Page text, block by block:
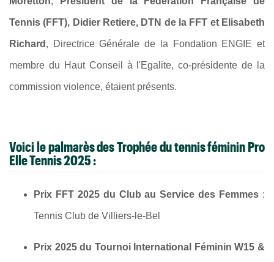
Tennis (FFT), Didier Retiere, DTN de la FFT et Elisabeth
Richard , Directrice Générale de la Fondation ENGIE et
membre du Haut Conseil à l'Egalite, co-présidente de la
commission violence, étaient présents.
Voici lepalmarès des Trophée du tennis féminin Pro
Elle Tennis 2025:
Prix FFT 2025 du Club au Service des Femmes :
Tennis Club de Villiers-le-Bel
Prix 2025 du Tournoi International Féminin W15 &